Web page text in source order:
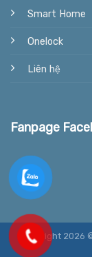
Smart Home
Onelock
Liên hệ
Fanpage
Copyright 2026